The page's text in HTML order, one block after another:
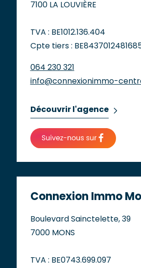
7100 LA LOUVIÈRE
TVA : BE1012.136.404
Cpte tiers :
064 230 321
info@connexionimmo-
Découvrir l'agence
Connexion Immo
Boulevard Sainctelette, 39
7000 MONS
TVA : BE0743.699.097